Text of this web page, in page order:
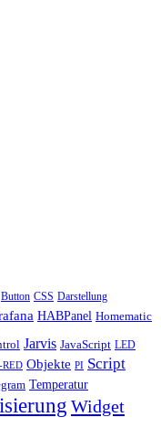
Button CSS Darstellung
HABPanel Homematic
Jarvis JavaScript LED
RED Objekte PI Script
Temperatur
Widget